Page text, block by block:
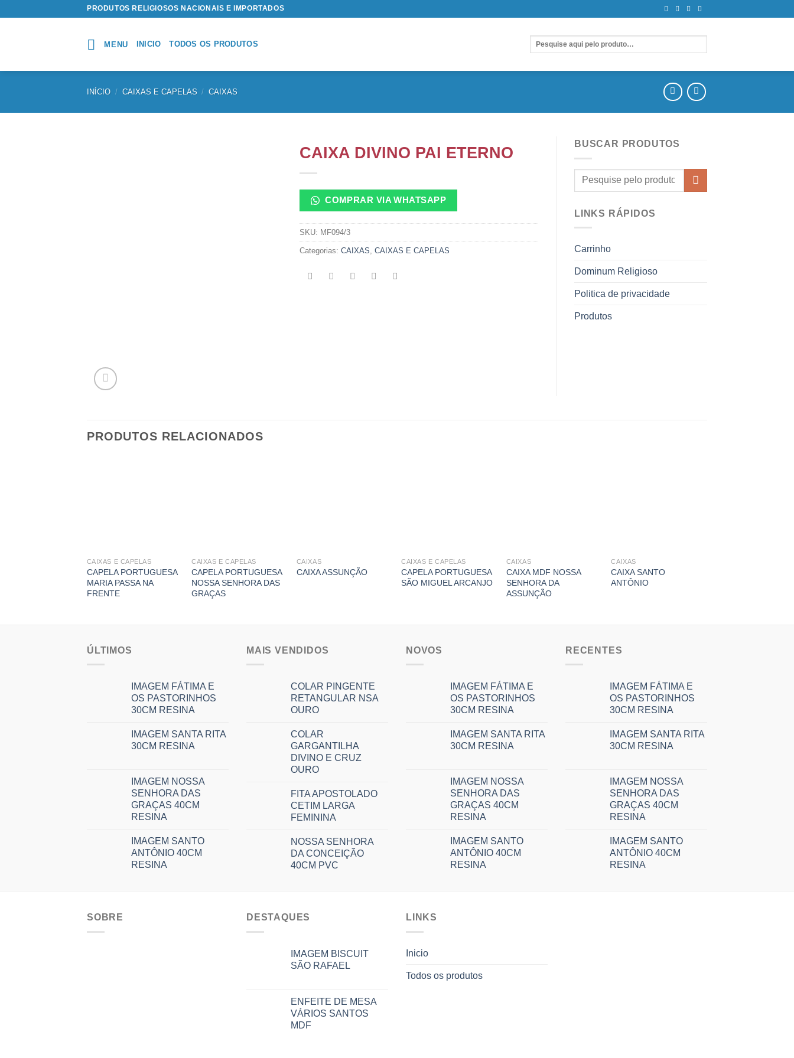
PRODUTOS RELIGIOSOS NACIONAIS E IMPORTADOS
MENU INICIO TODOS OS PRODUTOS
INÍCIO / CAIXAS E CAPELAS / CAIXAS
CAIXA DIVINO PAI ETERNO
COMPRAR VIA WHATSAPP
SKU: MF094/3
Categorias: CAIXAS, CAIXAS E CAPELAS
BUSCAR PRODUTOS
LINKS RÁPIDOS
Carrinho
Dominum Religioso
Politica de privacidade
Produtos
PRODUTOS RELACIONADOS
CAIXAS E CAPELAS
CAPELA PORTUGUESA
MARIA PASSA NA
FRENTE
CAIXAS E CAPELAS
CAPELA PORTUGUESA
NOSSA SENHORA DAS
GRAÇAS
CAIXAS
CAIXA ASSUNÇÃO
CAIXAS E CAPELAS
CAPELA PORTUGUESA
SÃO MIGUEL ARCANJO
CAIXAS
CAIXA MDF NOSSA
SENHORA DA
ASSUNÇÃO
CAIXAS
CAIXA SANTO
ANTÔNIO
ÚLTIMOS
IMAGEM FÁTIMA E
OS PASTORINHOS
30CM RESINA
IMAGEM SANTA RITA
30CM RESINA
IMAGEM NOSSA
SENHORA DAS
GRAÇAS 40CM
RESINA
IMAGEM SANTO
ANTÔNIO 40CM
RESINA
MAIS VENDIDOS
COLAR PINGENTE
RETANGULAR NSA
OURO
COLAR
GARGANTILHA
DIVINO E CRUZ
OURO
FITA APOSTOLADO
CETIM LARGA
FEMININA
NOSSA SENHORA
DA CONCEIÇÃO
40CM PVC
NOVOS
IMAGEM FÁTIMA E
OS PASTORINHOS
30CM RESINA
IMAGEM SANTA RITA
30CM RESINA
IMAGEM NOSSA
SENHORA DAS
GRAÇAS 40CM
RESINA
IMAGEM SANTO
ANTÔNIO 40CM
RESINA
RECENTES
IMAGEM FÁTIMA E
OS PASTORINHOS
30CM RESINA
IMAGEM SANTA RITA
30CM RESINA
IMAGEM NOSSA
SENHORA DAS
GRAÇAS 40CM
RESINA
IMAGEM SANTO
ANTÔNIO 40CM
RESINA
SOBRE DESTAQUES
IMAGEM BISCUIT
SÃO RAFAEL
ENFEITE DE MESA
VÁRIOS SANTOS
MDF
LINKS
Inicio
Todos os produtos